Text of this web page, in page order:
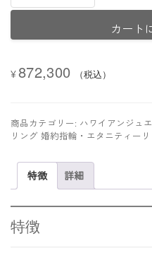
ノ)
情
的
生
》
ー
ー
メ
イ
ド・
カート
¥872,300 （税込）
商品カテゴリー: ハワイアンジュ
リング 婚約指輪・エタニティー
特徴 詳細
特徴